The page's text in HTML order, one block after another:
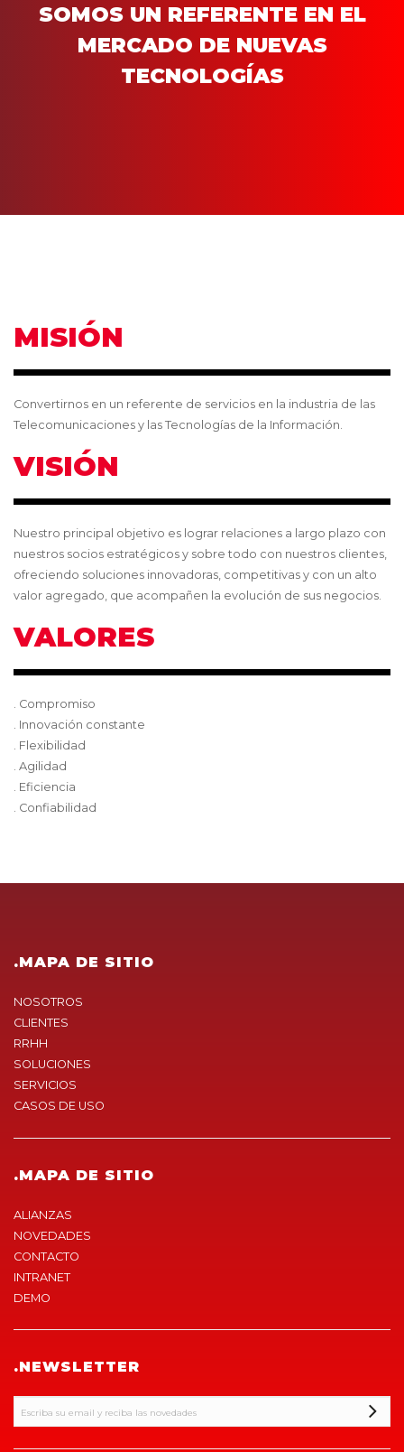
SOMOS UN REFERENTE EN EL
MERCADO DE NUEVAS
TECNOLOGÍAS
MISIÓN
Convertirnos en un referente de servicios en la industria de las
Telecomunicaciones y las Tecnologías de la Información.
VISIÓN
Nuestro principal objetivo es lograr relaciones a largo plazo con
nuestros socios estratégicos y sobre todo con nuestros clientes,
ofreciendo soluciones innovadoras, competitivas y con un alto
valor agregado, que acompañen la evolución de sus negocios.
VALORES
. Compromiso
. Innovación constante
. Flexibilidad
. Agilidad
. Eficiencia
. Confiabilidad
.MAPA DE SITIO
NOSOTROS
CLIENTES
RRHH
SOLUCIONES
SERVICIOS
CASOS DE USO
.MAPA DE SITIO
ALIANZAS
NOVEDADES
CONTACTO
INTRANET
DEMO
.NEWSLETTER